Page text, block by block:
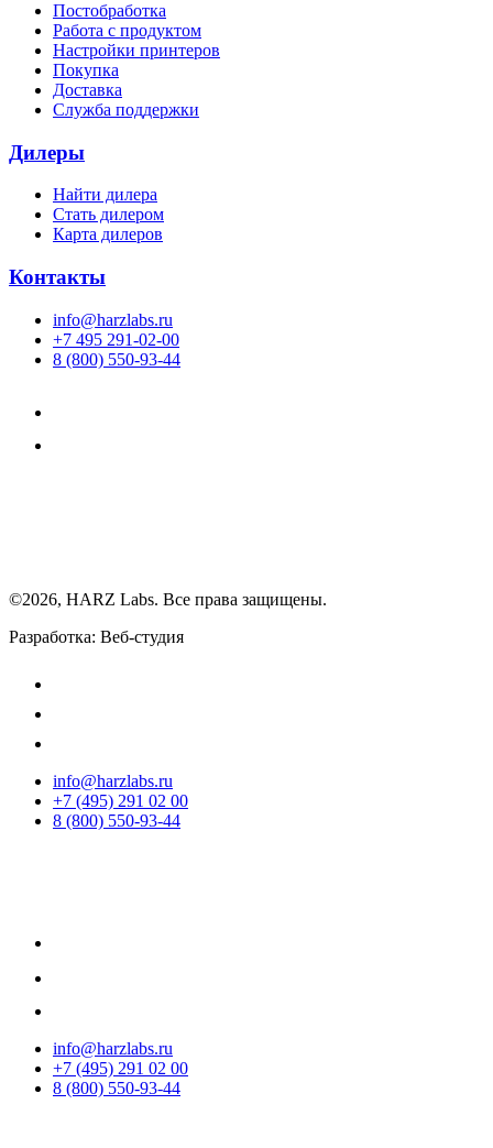
Постобработка
Работа с продуктом
Настройки принтеров
Покупка
Доставка
Служба поддержки
Дилеры
Найти дилера
Cтать дилером
Карта дилеров
Контакты
info@harzlabs.ru
+7 495 291-02-00
8 (800) 550-93-44
©2026, HARZ Labs. Все права защищены.
Разработка: Веб-студия
info@harzlabs.ru
+7 (495) 291 02 00
8 (800) 550-93-44
info@harzlabs.ru
+7 (495) 291 02 00
8 (800) 550-93-44